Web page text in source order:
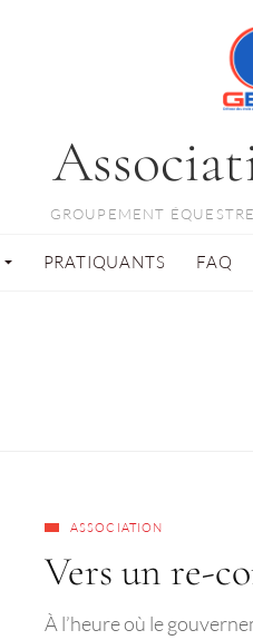
GROUPEMENT
PRATIQUANTS FAQ
ASSOCIATION
Vers un re-
À l’heure où le